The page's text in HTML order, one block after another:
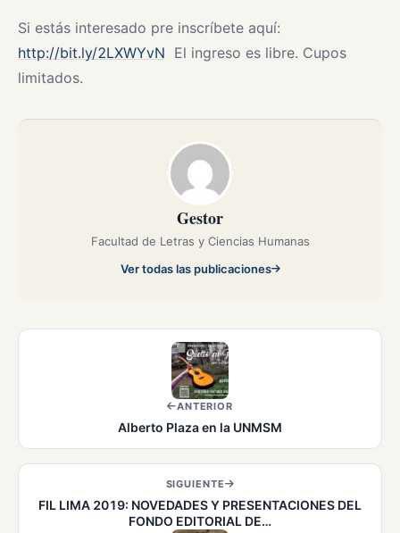
Si estás interesado pre inscríbete aquí:
http://bit.ly/2LXWYvN El ingreso es libre. Cupos
limitados.
Gestor
Facultad de Letras y Ciencias Humanas
Ver todas las publicaciones
ANTERIOR
Alberto Plaza en la UNMSM
SIGUIENTE
FIL LIMA 2019: NOVEDADES Y PRESENTACIONES DEL
FONDO EDITORIAL DE…